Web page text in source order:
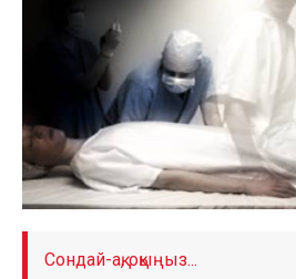
Сондай-ақ, оқыңыз...